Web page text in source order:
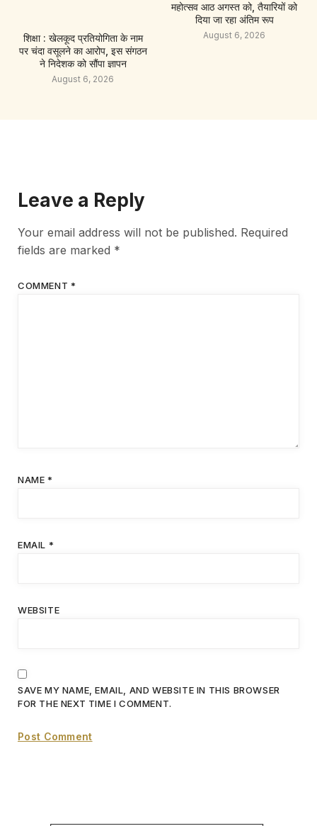
शिक्षा : खेलकूद प्रतियोगिता के नाम
पर चंदा वसूलने का आरोप, इस संगठन
ने निदेशक को सौंपा ज्ञापन
August 6, 2026
महोत्सव आठ अगस्त को, तैयारियों को
दिया जा रहा अंतिम रूप
August 6, 2026
Leave a Reply
Your email address will not be published. Required
fields are marked *
COMMENT *
NAME *
EMAIL *
WEBSITE
SAVE MY NAME, EMAIL, AND WEBSITE IN THIS BROWSER
FOR THE NEXT TIME I COMMENT.